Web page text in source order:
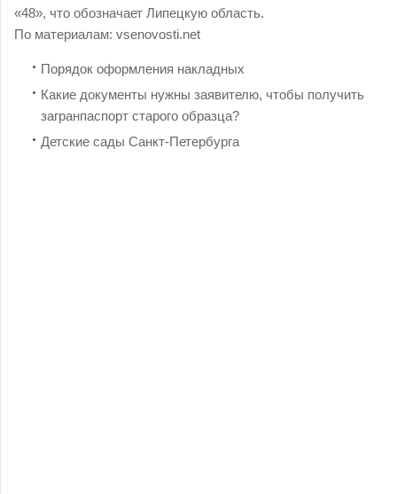
«48», что обозначает Липецкую область.
По материалам: vsenovosti.net
Порядок оформления накладных
Какие документы нужны заявителю, чтобы получить
загранпаспорт старого образца?
Детские сады Санкт-Петербурга